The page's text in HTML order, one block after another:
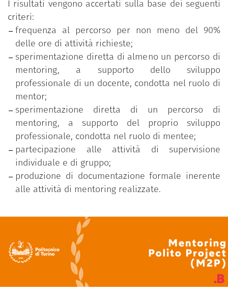
I risultati vengono accertati sulla base dei seguenti
criteri:
frequenza al percorso per non meno del 90%
delle ore di attività richieste;
sperimentazione diretta di almeno un percorso di
mentoring, a supporto dello sviluppo
professionale di un docente, condotta nel ruolo di
mentor;
sperimentazione diretta di un percorso di
mentoring, a supporto del proprio sviluppo
professionale, condotta nel ruolo di mentee;
partecipazione alle attività di supervisione
individuale e di gruppo;
produzione di documentazione formale inerente
alle attività di mentoring realizzate.